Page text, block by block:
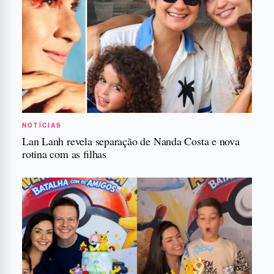
NOTÍCIAS
Lan Lanh revela separação de Nanda Costa e nova
rotina com as filhas